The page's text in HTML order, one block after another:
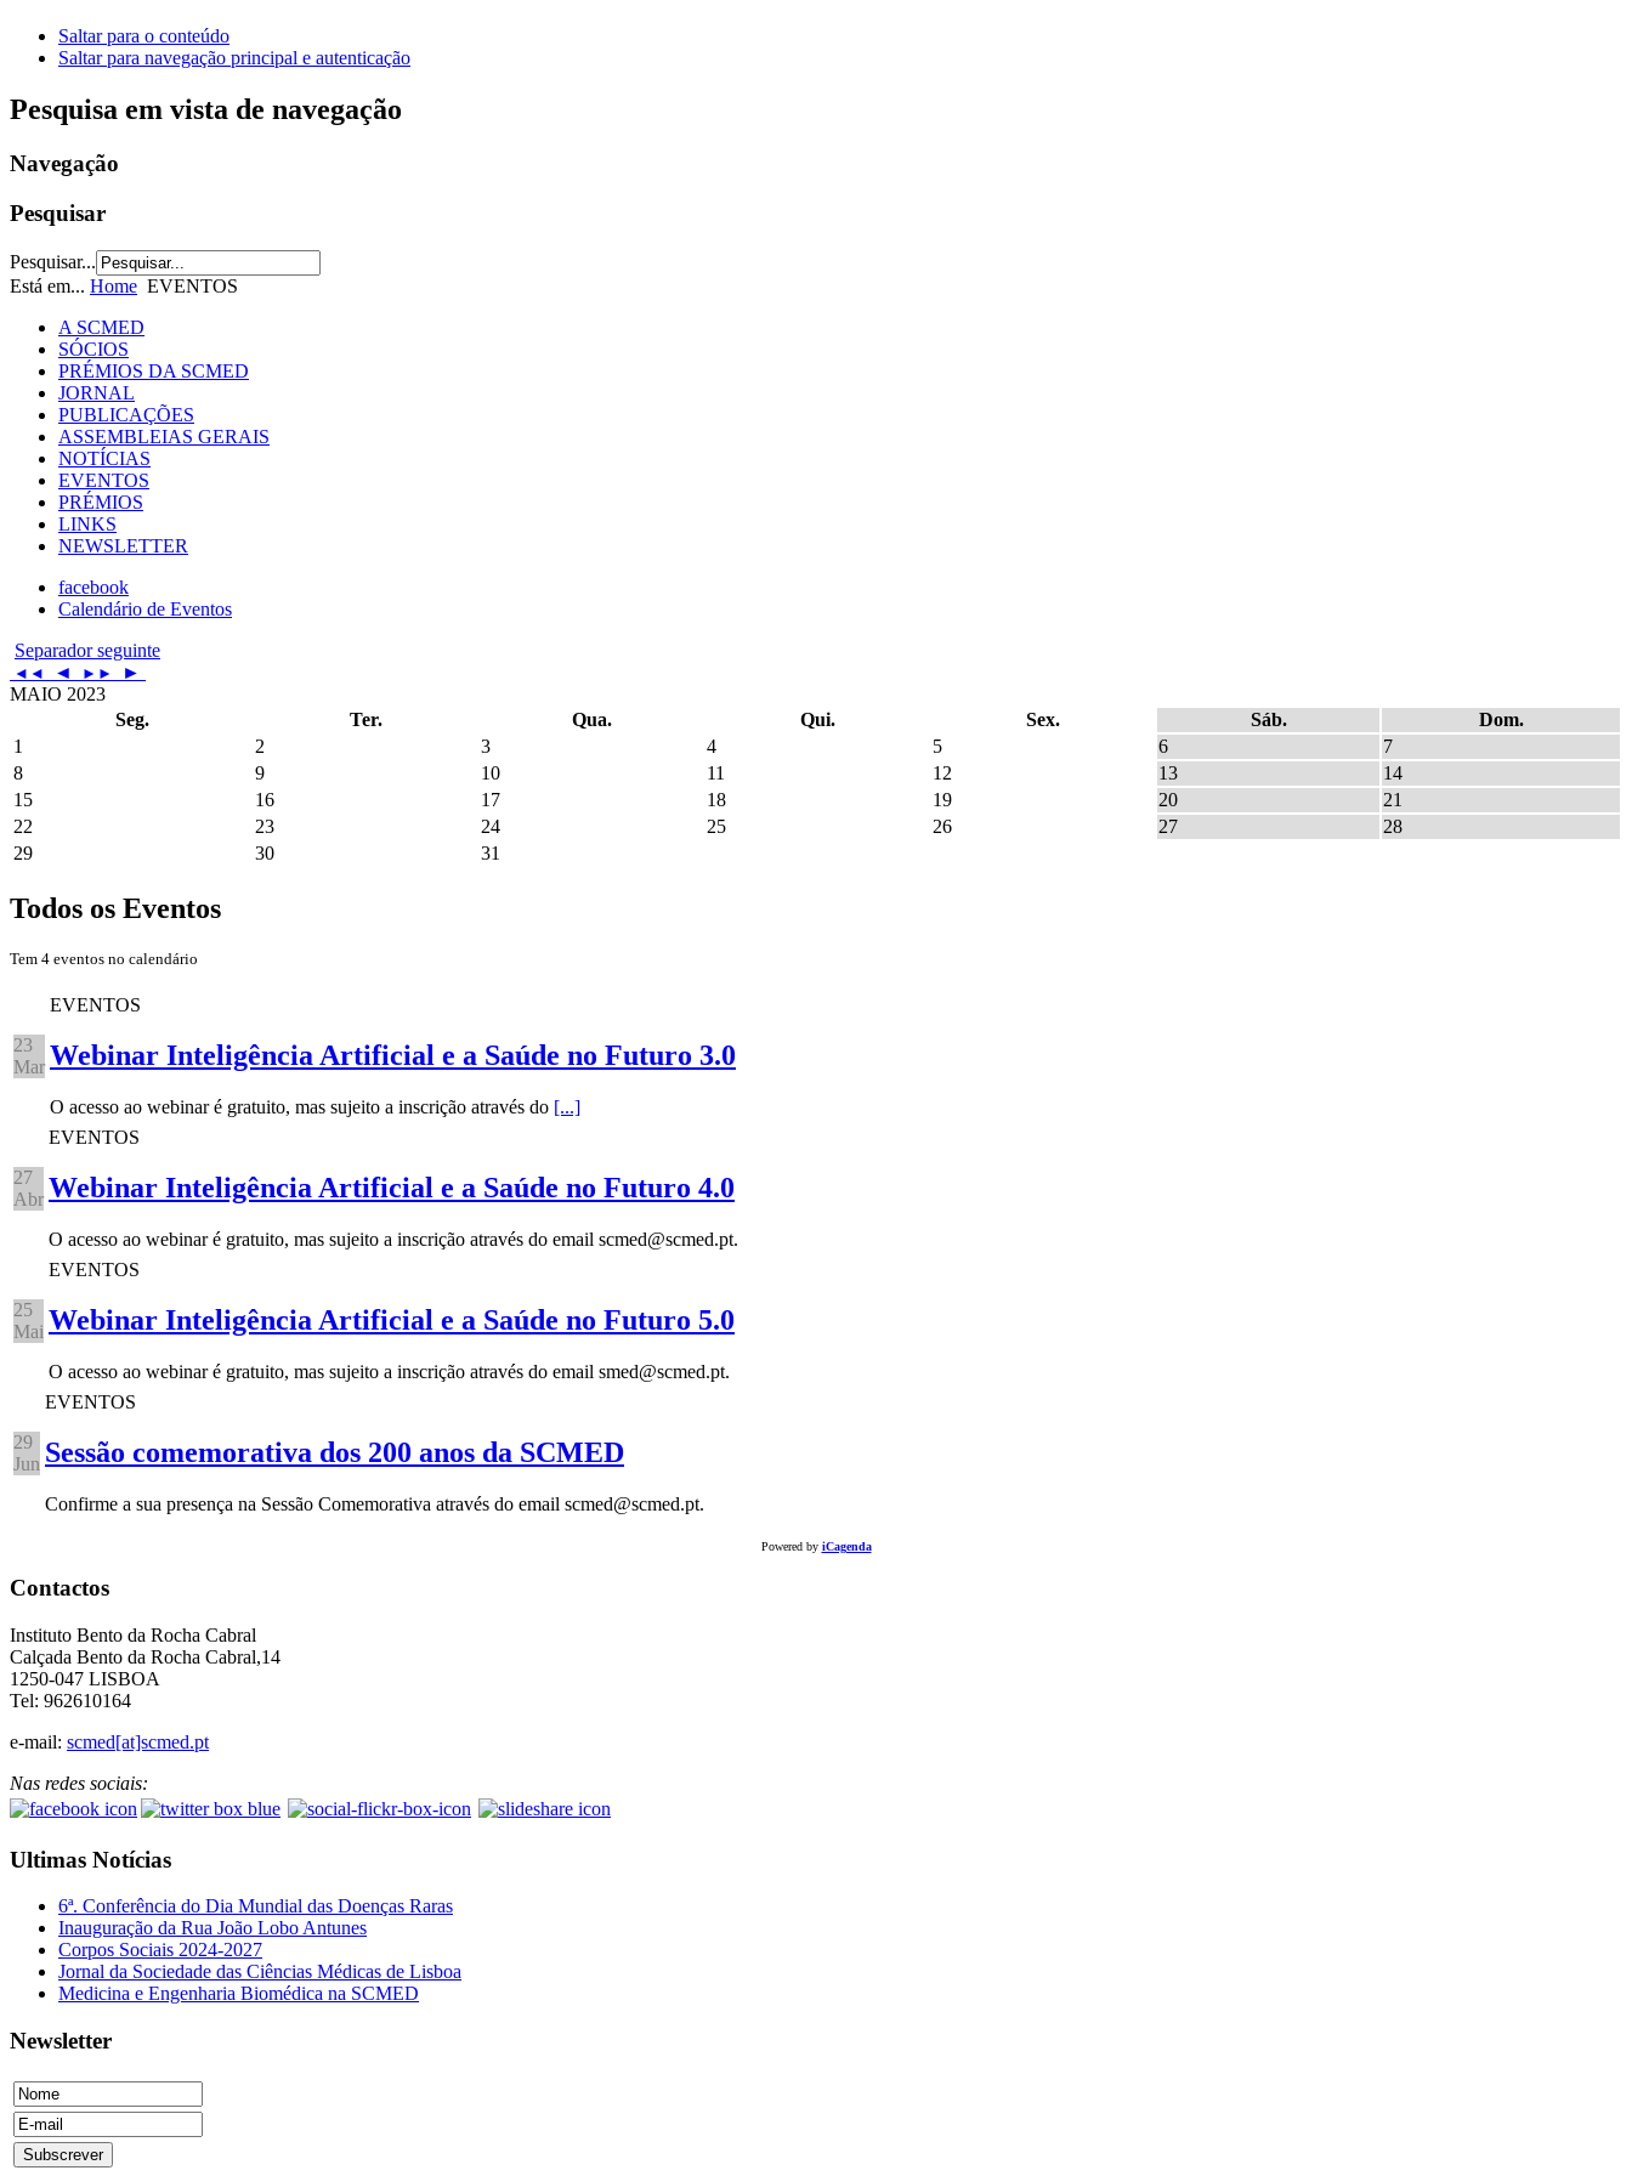
Saltar para o conteúdo
Saltar para navegação principal e autenticação
Pesquisa em vista de navegação
Navegação
Pesquisar
Pesquisar...
Está em... Home EVENTOS
A SCMED
SÓCIOS
PRÉMIOS DA SCMED
JORNAL
PUBLICAÇÕES
ASSEMBLEIAS GERAIS
NOTÍCIAS
EVENTOS
PRÉMIOS
LINKS
NEWSLETTER
facebook
Calendário de Eventos
Separador seguinte
◄◄ ◄ ►►
►
MAIO 2023
Seg.
Ter. Qua. Qui. Sex. Sáb.
Dom.
1
2 3 4 5 6
7
8
9 10 11 12 13
14
15
16 17 18 19 20
21
22
23 24 25 26 27
28
29
30 31
Todos os Eventos
Tem 4 eventos no calendário
23
Mar
EVENTOS
Webinar Inteligência Artificial e a Saúde no Futuro 3.0
O acesso ao webinar é gratuito, mas sujeito a inscrição através do [...]
27
Abr
EVENTOS
Webinar Inteligência Artificial e a Saúde no Futuro 4.0
O acesso ao webinar é gratuito, mas sujeito a inscrição através do email scmed@scmed.pt.
25
Mai
EVENTOS
Webinar Inteligência Artificial e a Saúde no Futuro 5.0
O acesso ao webinar é gratuito, mas sujeito a inscrição através do email smed@scmed.pt.
29
Jun
EVENTOS
Sessão comemorativa dos 200 anos da SCMED
Confirme a sua presença na Sessão Comemorativa através do email scmed@scmed.pt.
Powered by iCagenda
Contactos
Instituto Bento da Rocha Cabral
Calçada Bento da Rocha Cabral,14
1250-047 LISBOA
Tel: 962610164
e-mail: scmed[at]scmed.pt
Nas redes sociais:
Ultimas Notícias
6ª. Conferência do Dia Mundial das Doenças Raras
Inauguração da Rua João Lobo Antunes
Corpos Sociais 2024-2027
Jornal da Sociedade das Ciências Médicas de Lisboa
Medicina e Engenharia Biomédica na SCMED
Newsletter